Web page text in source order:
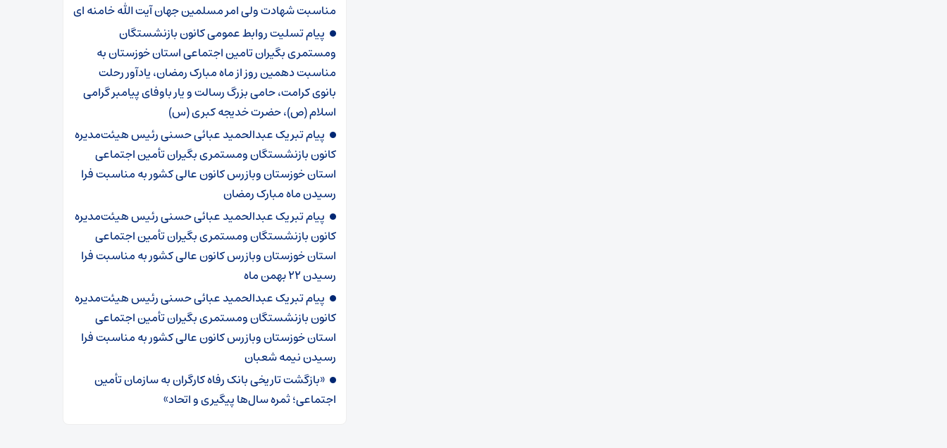
مناسبت شهادت ولی امر مسلمین جهان آیت الله خامنه ای
پیام تسلیت روابط عمومی کانون بازنشستگان
ومستمری بگیران تامین اجتماعی استان خوزستان به
مناسبت دهمین روز از ماه مبارک رمضان، یادآور رحلت
بانوی کرامت، حامی بزرگ رسالت و یار باوفای پیامبر گرامی
اسلام (ص)، حضرت خدیجه کبری (س)
پیام تبریک عبدالحمید عبائی حسنی رئیس هیئت‌مدیره
کانون بازنشستگان ومستمری بگیران تأمین اجتماعی
استان خوزستان وبازرس کانون عالی کشور به مناسبت فرا
رسیدن ماه مبارک رمضان
پیام تبریک عبدالحمید عبائی حسنی رئیس هیئت‌مدیره
کانون بازنشستگان ومستمری بگیران تأمین اجتماعی
استان خوزستان وبازرس کانون عالی کشور به مناسبت فرا
رسیدن ۲۲ بهمن ماه
پیام تبریک عبدالحمید عبائی حسنی رئیس هیئت‌مدیره
کانون بازنشستگان ومستمری بگیران تأمین اجتماعی
استان خوزستان وبازرس کانون عالی کشور به مناسبت فرا
رسیدن نیمه شعبان
«بازگشت تاریخی بانک رفاه کارگران به سازمان تأمین
اجتماعی؛ ثمره سال‌ها پیگیری و اتحاد»